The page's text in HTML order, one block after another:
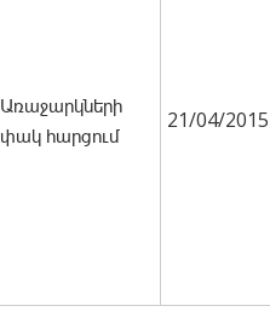
Առաջարկների
փակ հարցում
21/04/2015